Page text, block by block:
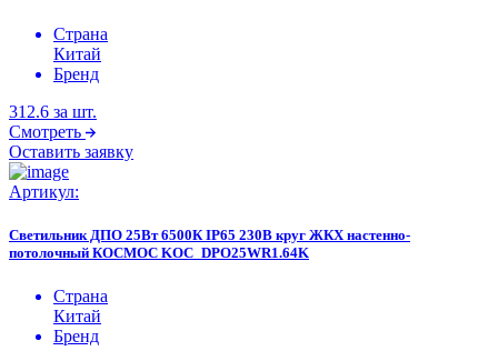
Страна
Китай
Бренд
312.6 за шт.
Смотреть
Оставить заявку
Артикул:
Светильник ДПО 25Вт 6500К IP65 230В круг ЖКХ настенно-
потолочный КОСМОС KOC_DPO25WR1.64K
Страна
Китай
Бренд